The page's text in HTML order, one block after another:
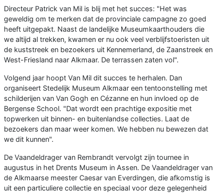
Directeur Patrick van Mil is blij met het succes: "Het was
geweldig om te merken dat de provinciale campagne zo goed
heeft uitgepakt. Naast de landelijke Museumkaarthouders die
we altijd al trekken, kwamen er nu ook veel verblijfstoeristen uit
de kuststreek en bezoekers uit Kennemerland, de Zaanstreek en
West-Friesland naar Alkmaar. De terrassen zaten vol".
Volgend jaar hoopt Van Mil dit succes te herhalen. Dan
organiseert Stedelijk Museum Alkmaar een tentoonstelling met
schilderijen van Van Gogh en Cézanne en hun invloed op de
Bergense School. "Dat wordt een prachtige expositie met
topwerken uit binnen- en buitenlandse collecties. Laat de
bezoekers dan maar weer komen. We hebben nu bewezen dat
we dit kunnen".
De Vaandeldrager van Rembrandt vervolgt zijn tournee in
augustus in het Drents Museum in Assen. De Vaandeldrager van
de Alkmaarse meester Caesar van Everdingen, die afkomstig is
uit een particuliere collectie en speciaal voor deze gelegenheid